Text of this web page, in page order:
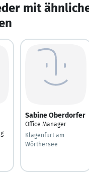
mit
Sabine Oberdorfer
Office Manager
Klagenfurt am
Wörthersee